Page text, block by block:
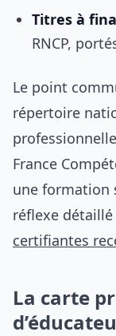
Titres à
RNCP,
Le point
répertoire
France
une formation
réflexe
certifiantes
La carte